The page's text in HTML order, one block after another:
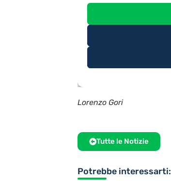
Lorenzo Gori
Tutte le Notizie
Potrebbe interessarti: